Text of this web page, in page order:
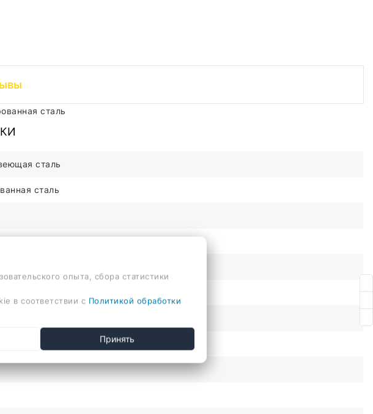
сталь
сталь
сталь
опыта, сбора статистики
в соответствии с Политикой обработки
Принять